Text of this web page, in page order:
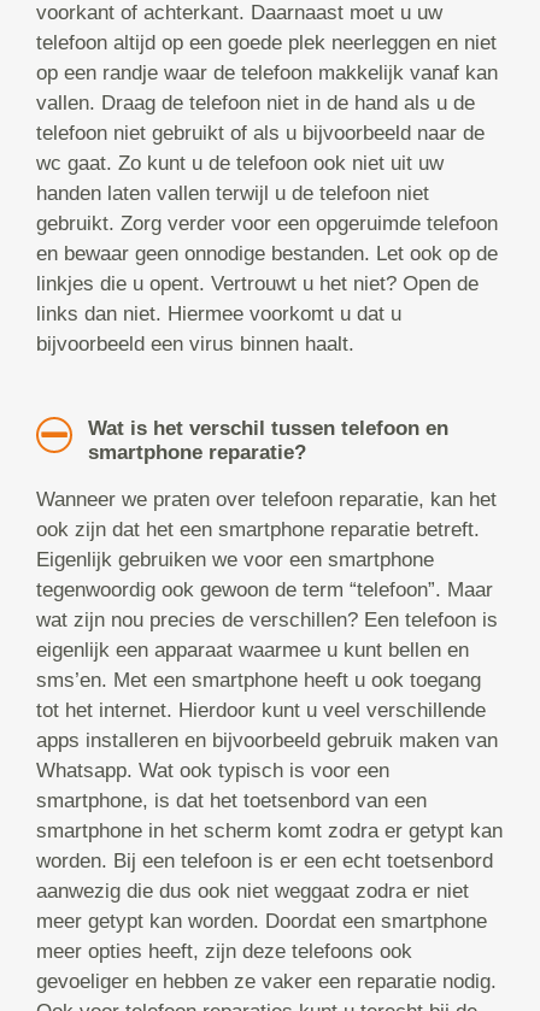
voorkant of achterkant. Daarnaast moet u uw
telefoon altijd op een goede plek neerleggen en niet
op een randje waar de telefoon makkelijk vanaf kan
vallen. Draag de telefoon niet in de hand als u de
telefoon niet gebruikt of als u bijvoorbeeld naar de
wc gaat. Zo kunt u de telefoon ook niet uit uw
handen laten vallen terwijl u de telefoon niet
gebruikt. Zorg verder voor een opgeruimde telefoon
en bewaar geen onnodige bestanden. Let ook op de
linkjes die u opent. Vertrouwt u het niet? Open de
links dan niet. Hiermee voorkomt u dat u
bijvoorbeeld een virus binnen haalt.
Wat is het verschil tussen telefoon en
smartphone reparatie?
Wanneer we praten over telefoon reparatie, kan het
ook zijn dat het een smartphone reparatie betreft.
Eigenlijk gebruiken we voor een smartphone
tegenwoordig ook gewoon de term “telefoon”. Maar
wat zijn nou precies de verschillen? Een telefoon is
eigenlijk een apparaat waarmee u kunt bellen en
sms’en. Met een smartphone heeft u ook toegang
tot het internet. Hierdoor kunt u veel verschillende
apps installeren en bijvoorbeeld gebruik maken van
Whatsapp. Wat ook typisch is voor een
smartphone, is dat het toetsenbord van een
smartphone in het scherm komt zodra er getypt kan
worden. Bij een telefoon is er een echt toetsenbord
aanwezig die dus ook niet weggaat zodra er niet
meer getypt kan worden. Doordat een smartphone
meer opties heeft, zijn deze telefoons ook
gevoeliger en hebben ze vaker een reparatie nodig.